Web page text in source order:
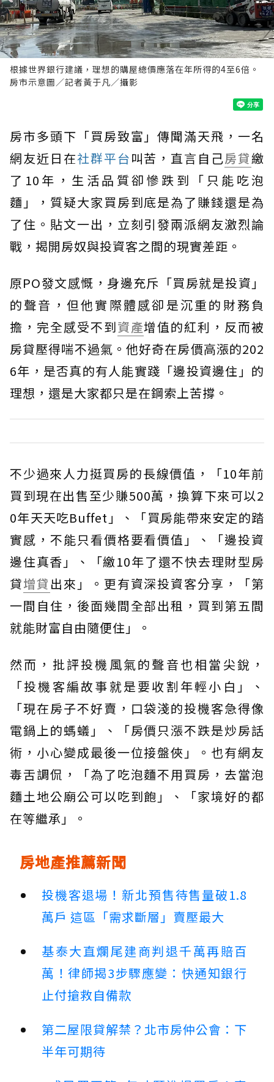
根據世界銀行建議，理想的購屋總價應落在年所得的4至6倍。
房市示意圖／記者黃于凡／攝影
房市多頭下「買房致富」傳聞滿天飛，一名
網友近日在社群平台叫苦，直言自己房貸繳
了10年，生活品質卻慘跌到「只能吃泡
麵」，質疑大家買房到底是為了賺錢還是為
了住。貼文一出，立刻引發兩派網友激烈論
戰，揭開房奴與投資客之間的現實差距。
原PO發文感慨，身邊充斥「買房就是投資」
的聲音，但他實際體感卻是沉重的財務負
擔，完全感受不到資產增值的紅利，反而被
房貸壓得喘不過氣。他好奇在房價高漲的202
6年，是否真的有人能實踐「邊投資邊住」的
理想，還是大家都只是在鋼索上苦撐。
不少過來人力挺買房的長線價值，「10年前
買到現在出售至少賺500萬，換算下來可以2
0年天天吃Buffet」、「買房能帶來安定的踏
實感，不能只看價格要看價值」、「邊投資
邊住真香」、「繳10年了還不快去理財型房
貸增貸 出來」。更有資深投資客分享，「第
一間自住，後面幾間全部出租，買到第五間
就能財富自由隨便住」。
然而，批評投機風氣的聲音也相當尖銳，
「投機客編故事就是要收割年輕小白」、
「現在房子不好賣，口袋淺的投機客急得像
電鍋上的螞蟻」、「房價只漲不跌是炒房話
術，小心變成最後一位接盤俠」。也有網友
毒舌調侃，「為了吃泡麵不用買房，去當泡
麵土地公廟公可以吃到飽」、「家境好的都
在等繼承」。
房地產推薦新聞
投機客退場！新北預售待售量破1.8
萬戶 這區「需求斷層」賣壓最大
基泰大直爛尾建商判退千萬再賠百
萬！律師揭3步驟應變：快通知銀行
止付搶救自備款
第二屋限貸解禁？北市房仲公會：下
半年可期待